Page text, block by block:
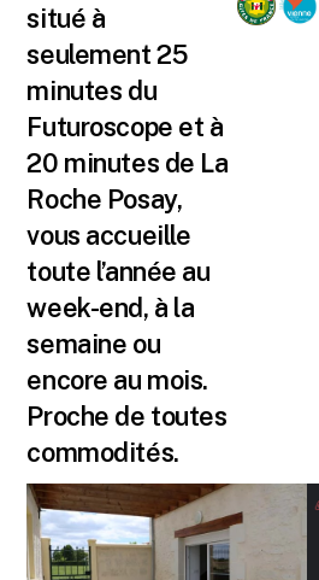
situé à
seulement 25
minutes du
Futuroscope et à
20 minutes de La
Roche Posay,
vous accueille
toute l’année au
week-end, à la
semaine ou
encore au mois.
Proche de toutes
commodités.